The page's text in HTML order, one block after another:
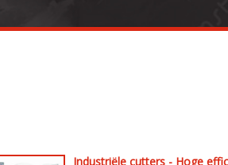
Industriële cutters - Hoge